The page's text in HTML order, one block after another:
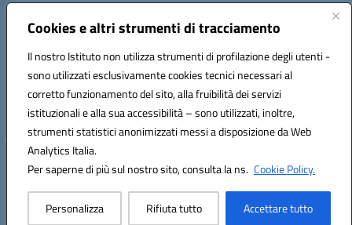
Cookies e altri strumenti di tracciamento
Il nostro Istituto non utilizza strumenti di profilazione degli utenti -
sono utilizzati esclusivamente cookies tecnici necessari al
corretto funzionamento del sito, alla fruibilità dei servizi
istituzionali e alla sua accessibilità – sono utilizzati, inoltre,
strumenti statistici anonimizzati messi a disposizione da Web
Analytics Italia.
Per saperne di più sul nostro sito, consulta la ns. Cookie Policy.
Personalizza Rifiuta tutto Accettare tutto
Indirizzo:
Centralino:089 201032 Email:saic88800v@istruzione.it
Codice fiscale: 80028930651
Codice meccanografico:
saic88800v
Codice unico di fatturazione (CUF): UFLEGP
Hosting & Powered by 3D Solution S.r.l.
Concept & Design by Designers Italia